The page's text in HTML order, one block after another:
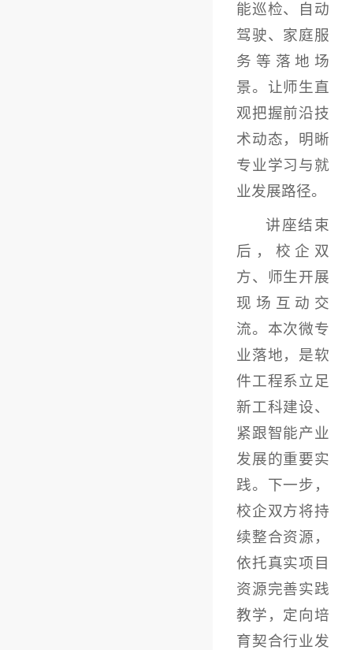
能巡检、自动
驾驶、家庭服
务等落地场
景。让师生直
观把握前沿技
术动态，明晰
专业学习与就
业发展路径。
讲座结束
后，校企双
方、师生开展
现场互动交
流。本次微专
业落地，是软
件工程系立足
新工科建设、
紧跟智能产业
发展的重要实
践。下一步，
校企双方将持
续整合资源，
依托真实项目
资源完善实践
教学，定向培
育契合行业发